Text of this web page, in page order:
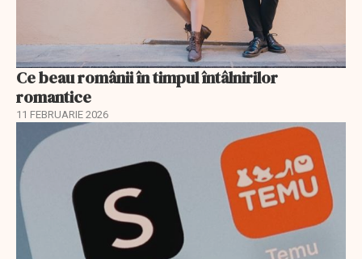
Ce beau românii în timpul întâlnirilor
romantice
11 FEBRUARIE 2026